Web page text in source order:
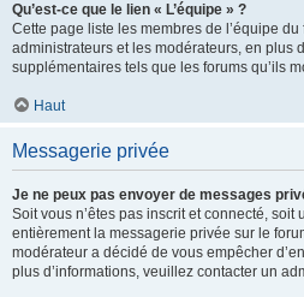
Qu’est-ce que le lien « L’équipe » ?
Cette page liste les membres de l’équipe
administrateurs et les modérateurs, en plus
supplémentaires tels que les forums qu’ils
Haut
Messagerie privée
Je ne peux pas envoyer de messages
Soit vous n’êtes pas inscrit et connecté, soit
entièrement la messagerie privée sur le
modérateur a décidé de vous empêcher
plus d’informations, veuillez contacter un